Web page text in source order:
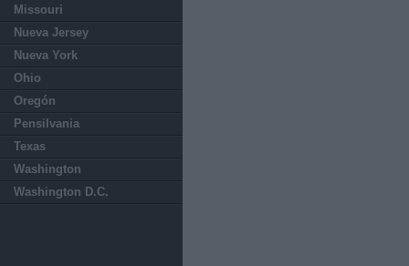
Missouri
Nueva Jersey
Nueva York
Ohio
Oregón
Pensilvania
Texas
Washington
Washington D.C.